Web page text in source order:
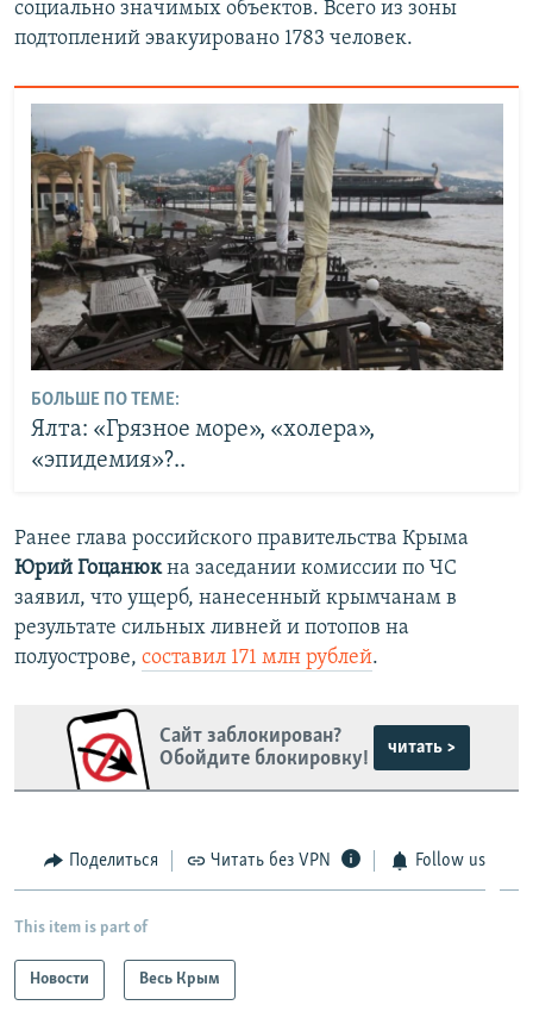
социально значимых объектов. Всего из зоны
подтоплений эвакуировано 1783 человек.
БОЛЬШЕ ПО ТЕМЕ:
Ялта: «Грязное море», «холера»,
«эпидемия»?..
Ранее глава российского правительства Крыма
Юрий Гоцанюкна заседании комиссии по ЧС
заявил, что ущерб, нанесенный крымчанам в
результате сильных ливней и потопов на
полуострове, составил 171 млн рублей.
Сайт заблокирован?
Обойдите блокировку!
читать >
Поделиться Читать без VPN Follow us
This item is part of
Новости Весь Крым